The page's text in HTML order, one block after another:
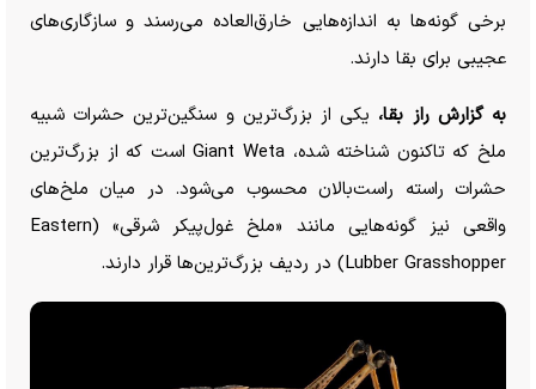
برخی گونه‌ها به اندازه‌هایی خارق‌العاده می‌رسند و سازگاری‌های
عجیبی برای بقا دارند.
به گزارش راز بقا، یکی از بزرگ‌ترین و سنگین‌ترین حشرات شبیه
ملخ که تاکنون شناخته شده، Giant Weta است که از بزرگ‌ترین
حشرات راسته راست‌بالان محسوب می‌شود. در میان ملخ‌های
واقعی نیز گونه‌هایی مانند «ملخ غول‌پیکر شرقی» (Eastern
Lubber Grasshopper) در ردیف بزرگ‌ترین‌ها قرار دارند.